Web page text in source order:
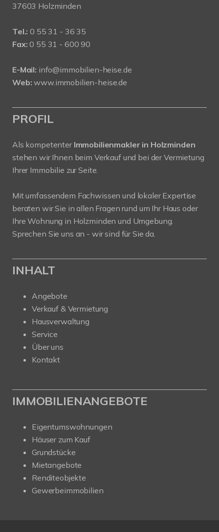
37603 Holzminden
Tel.: 0 55 31 - 36 35
Fax: 0 55 31 - 600 90
E-Mail: info@immobilien-heise.de
Web: www.immobilien-heise.de
PROFIL
Als kompetenter Immobilienmakler in Holzminden
stehen wir Ihnen beim Verkauf und bei der Vermietung
Ihrer Immobilie zur Seite.
Mit umfassendem Fachwissen und lokaler Expertise
beraten wir Sie in allen Fragen rund um Ihr Haus oder
Ihre Wohnung in Holzminden und Umgebung.
Sprechen Sie uns an - wir sind für Sie da.
INHALT
Angebote
Verkauf & Vermietung
Hausverwaltung
Service
Über uns
Kontakt
IMMOBILIENANGEBOTE
Eigentumswohnungen
Häuser zum Kauf
Grundstücke
Mietangebote
Renditeobjekte
Gewerbeimmobilien